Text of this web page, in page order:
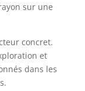
sur une
concret.
et
dans les